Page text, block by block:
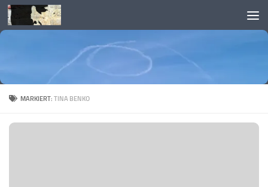
Skip to content
MARKIERT:TINA BENKO